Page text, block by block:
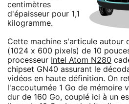
centimètres
d'épaisseur pour 1,1
kilogramme.
Cette machine s'articule autour
(1024 x 600 pixels) de 10
processeur
Intel Atom N280
chipset GN40 assurant le
vidéos en haute définition. On
l'accoutumée 1 Go de mémoire
dur de 160 Go, couplé ici à un